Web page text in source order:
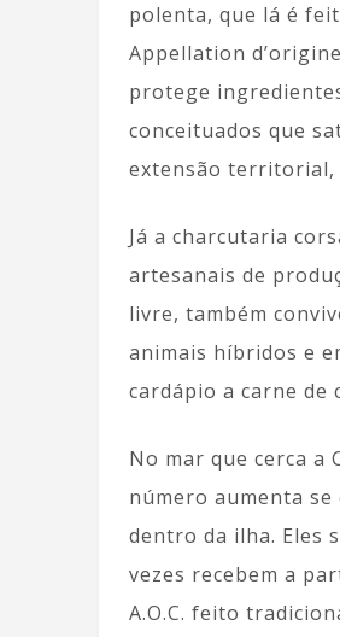
polenta, que lá é
Appellation
protege
conceituados que
extensão territorial,
Já a charcutaria
artesanais de
livre, também
animais híbridos e
cardápio a carne de
No mar que cerca a
número aumenta
dentro da ilha. Eles
vezes recebem a
A.O.C. feito